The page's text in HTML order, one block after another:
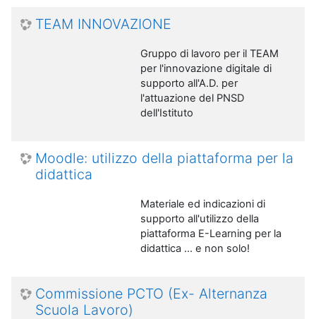
TEAM INNOVAZIONE
Gruppo di lavoro per il TEAM
per l'innovazione digitale di
supporto all'A.D. per
l'attuazione del PNSD
dell'Istituto
Moodle: utilizzo della piattaforma per la
didattica
Materiale ed indicazioni di
supporto all'utilizzo della
piattaforma E-Learning per la
didattica ... e non solo!
Commissione PCTO (Ex- Alternanza
Scuola Lavoro)